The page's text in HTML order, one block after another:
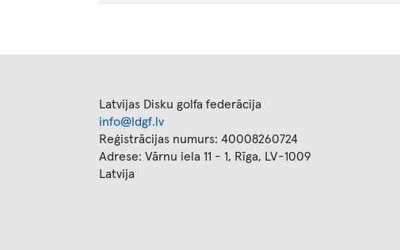
Latvijas Disku golfa federācija
info@ldgf.lv
Reģistrācijas numurs: 40008260724
Adrese: Vārnu iela 11 - 1, Rīga, LV-1009
Latvija